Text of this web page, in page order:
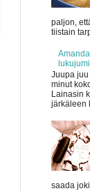
paljon,
tiistain
Juupa
minut
Lainasin
järkäleen
saada